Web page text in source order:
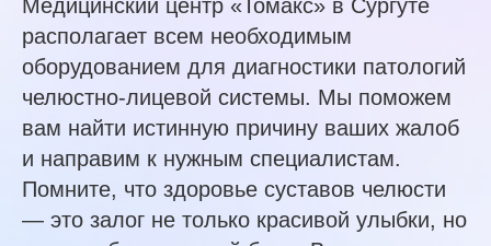
Медицинский центр «Томакс» в Сургуте
располагает всем необходимым
оборудованием для диагностики патологий
челюстно-лицевой системы. Мы поможем
вам найти истинную причину ваших жалоб
и направим к нужным специалистам.
Помните, что здоровье суставов челюсти
— это залог не только красивой улыбки, но